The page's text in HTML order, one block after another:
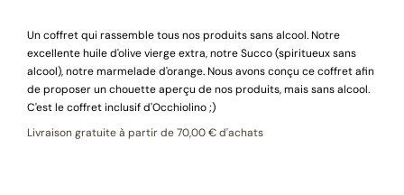
Un coffret qui rassemble tous nos produits sans alcool. Notre
excellente huile d'olive vierge extra, notre Succo (spiritueux sans
alcool), notre marmelade d'orange. Nous avons conçu ce coffret afin
de proposer un chouette aperçu de nos produits, mais sans alcool.
C'est le coffret inclusif d'Occhiolino ;)
Livraison gratuite à partir de 70,00 € d'achats